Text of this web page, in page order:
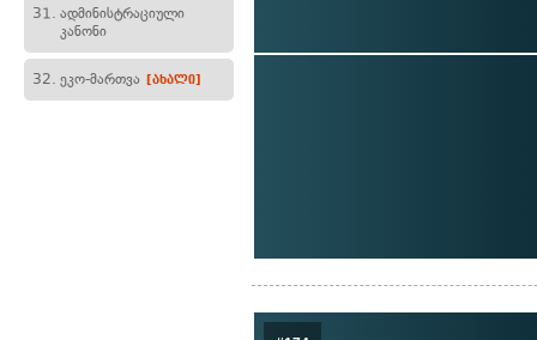
31. ადმინისტრაციული
კანონი
32. ეკო-მართვა [ახალი]